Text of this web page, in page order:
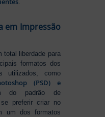
.
em Impressão
total liberdade para
formatos dos
utilizados, como
(PSD) e
do padrão de
preferir criar no
um dos formatos